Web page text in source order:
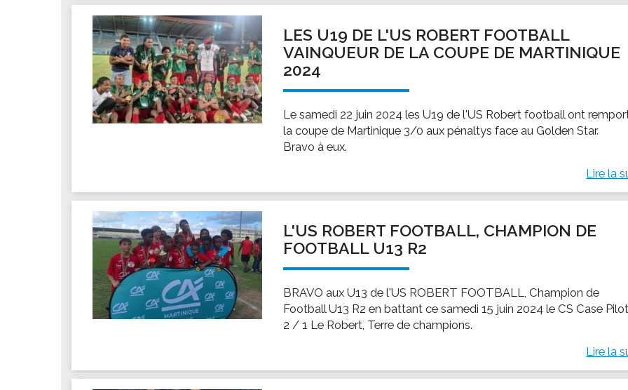
LES U19 DE L'US ROBERT FOOTBALL
VAINQUEUR DE LA COUPE DE MARTINIQUE
2024
Le samedi 22 juin 2024 les U19 de l'US Robert football ont
la coupe de Martinique 3/0 aux pénaltys face au Golden Star.
Bravo à eux.
Lire la
L'US ROBERT FOOTBALL, CHAMPION DE
FOOTBALL U13 R2
BRAVO aux U13 de l'US ROBERT FOOTBALL, Champion de
Football U13 R2 en battant ce samedi 15 juin 2024 le CS Case
2 / 1 Le Robert, Terre de champions.
Lire la